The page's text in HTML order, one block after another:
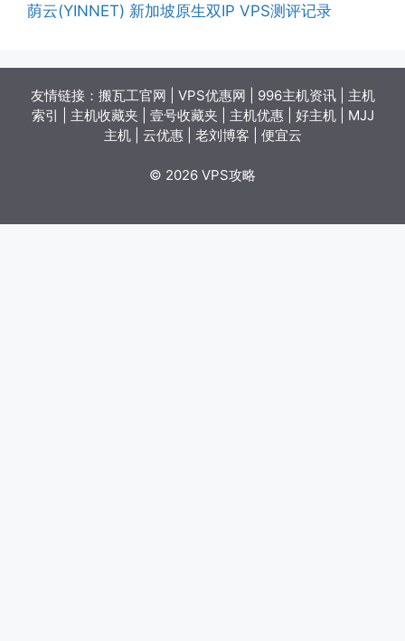
荫云(YINNET) 新加坡原生双IP VPS测评记录
友情链接： 搬瓦工官网 VPS优惠网 996主机资讯| 主机
索引
主机收藏夹 壹号收藏夹 主机优惠| 好主机| MJJ
主机| 云优惠| 老刘博客 便宜云
© 2026 VPS攻略